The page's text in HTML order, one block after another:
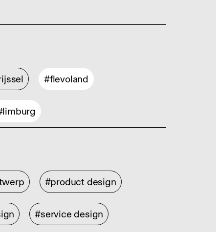
#flevoland
#product design
#service design